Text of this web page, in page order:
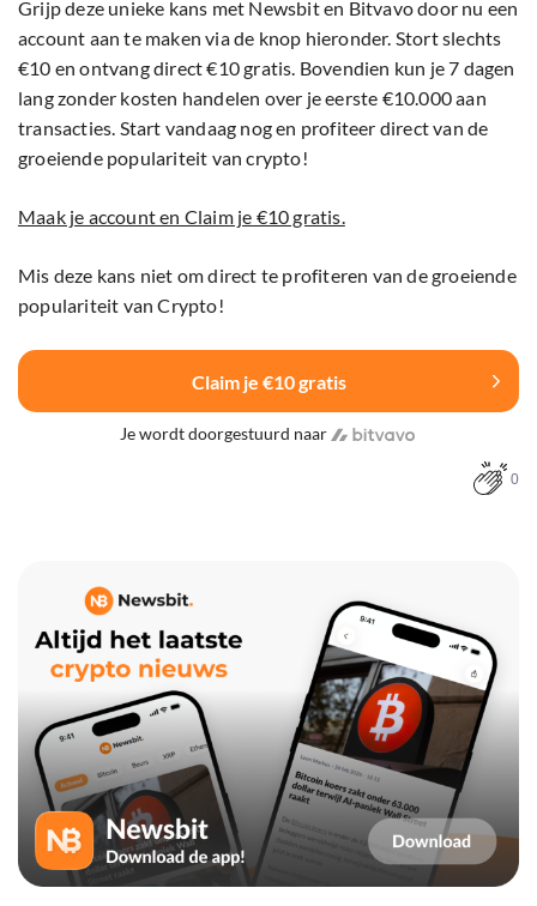
Grijp deze unieke kans met Newsbit en Bitvavo door nu een
account aan te maken via de knop hieronder. Stort slechts
€10 en ontvang direct €10 gratis. Bovendien kun je 7 dagen
lang zonder kosten handelen over je eerste €10.000 aan
transacties. Start vandaag nog en profiteer direct van de
groeiende populariteit van crypto!
Maak je account en Claim je €10 gratis.
Mis deze kans niet om direct te profiteren van de groeiende
populariteit van Crypto!
Claim je €10 gratis
Je wordt doorgestuurd naar
0